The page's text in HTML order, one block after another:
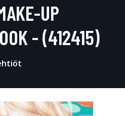
UP
- (412415)